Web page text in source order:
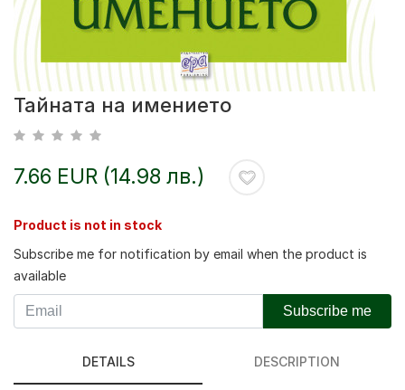
Тайната на имението
7.66 EUR (14.98 лв.)
Product is not in stock
Subscribe me for notification by email when the product is
available
Subscribe me
DETAILS DESCRIPTION